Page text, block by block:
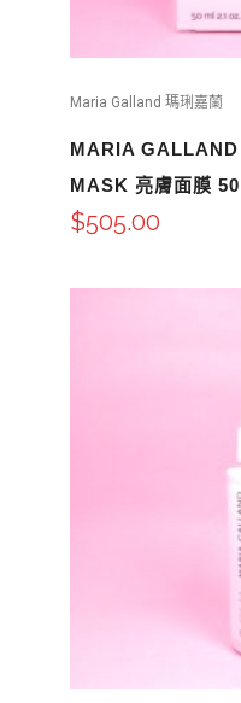
Maria Galland 瑪琍嘉蘭
MARIA
MASK 亮膚面膜
$505.00